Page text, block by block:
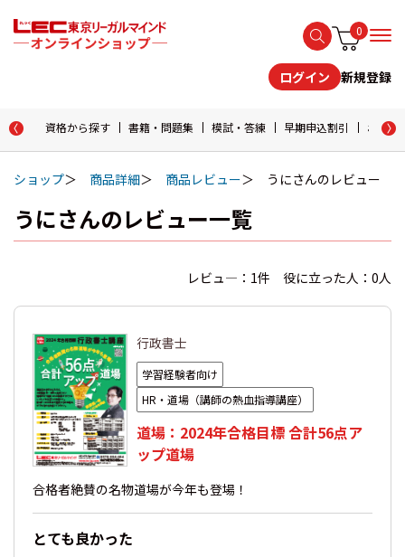
0
ログイン 新規登録
資格から探す 書籍・問題集 模試・答練 早期申込割引 おため
ショップ 商品詳細 商品レビュー うにさんのレビュー
うにさんのレビュー一覧
レビュ―：1件 役に立った人：0人
行政書士
学習経験者向け
HR・道場（講師の熱血指導講座）
道場：2024年合格目標 合計56点ア
ップ道場
合格者絶賛の名物道場が今年も登場！
とても良かった